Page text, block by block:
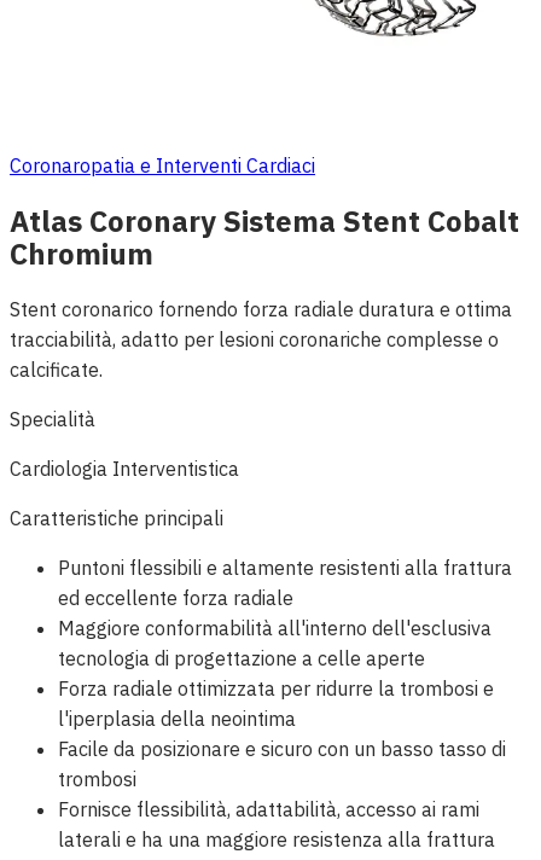
Coronaropatia e Interventi Cardiaci
Atlas Coronary Sistema Stent Cobalt
Chromium
Stent coronarico fornendo forza radiale duratura e ottima
tracciabilità, adatto per lesioni coronariche complesse o
calcificate.
Specialità
Cardiologia Interventistica
Caratteristiche principali
Puntoni flessibili e altamente resistenti alla frattura
ed eccellente forza radiale
Maggiore conformabilità all'interno dell'esclusiva
tecnologia di progettazione a celle aperte
Forza radiale ottimizzata per ridurre la trombosi e
l'iperplasia della neointima
Facile da posizionare e sicuro con un basso tasso di
trombosi
Fornisce flessibilità, adattabilità, accesso ai rami
laterali e ha una maggiore resistenza alla frattura